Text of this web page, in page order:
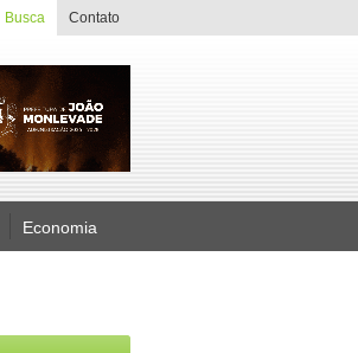
Busca Contato
Economia